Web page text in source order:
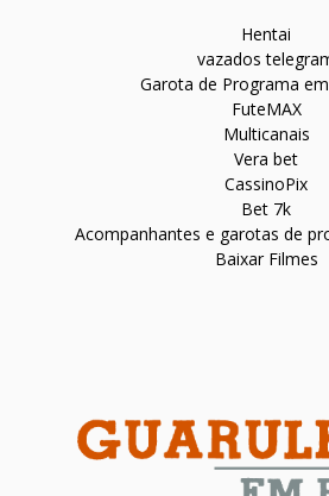
Hentai
vazados
Garota de Programa
FuteMAX
Multicanais
Vera bet
CassinoPix
Bet 7k
Acompanhantes e garotas de
Baixar Filmes